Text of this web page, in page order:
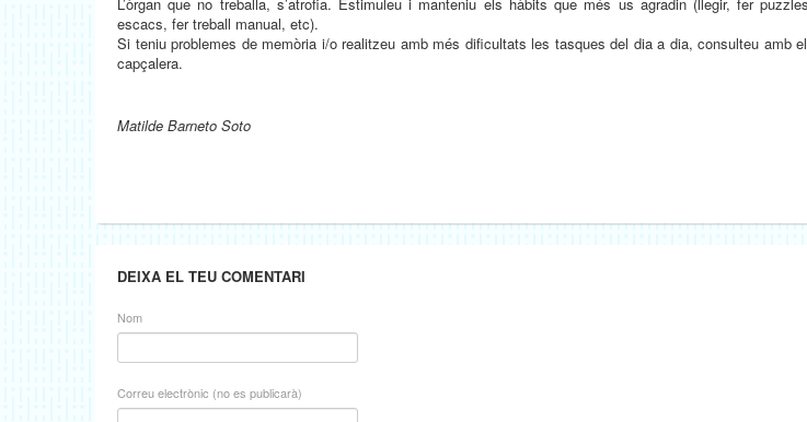
escacs, fer treball manual, etc).
Si teniu problemes de memòria i/o realitzeu amb més dificultats les tasques del dia a dia, consulteu amb
capçalera.
Matilde Barneto Soto
DEIXA EL TEU COMENTARI
Nom
Correu electrònic (no es publicarà)